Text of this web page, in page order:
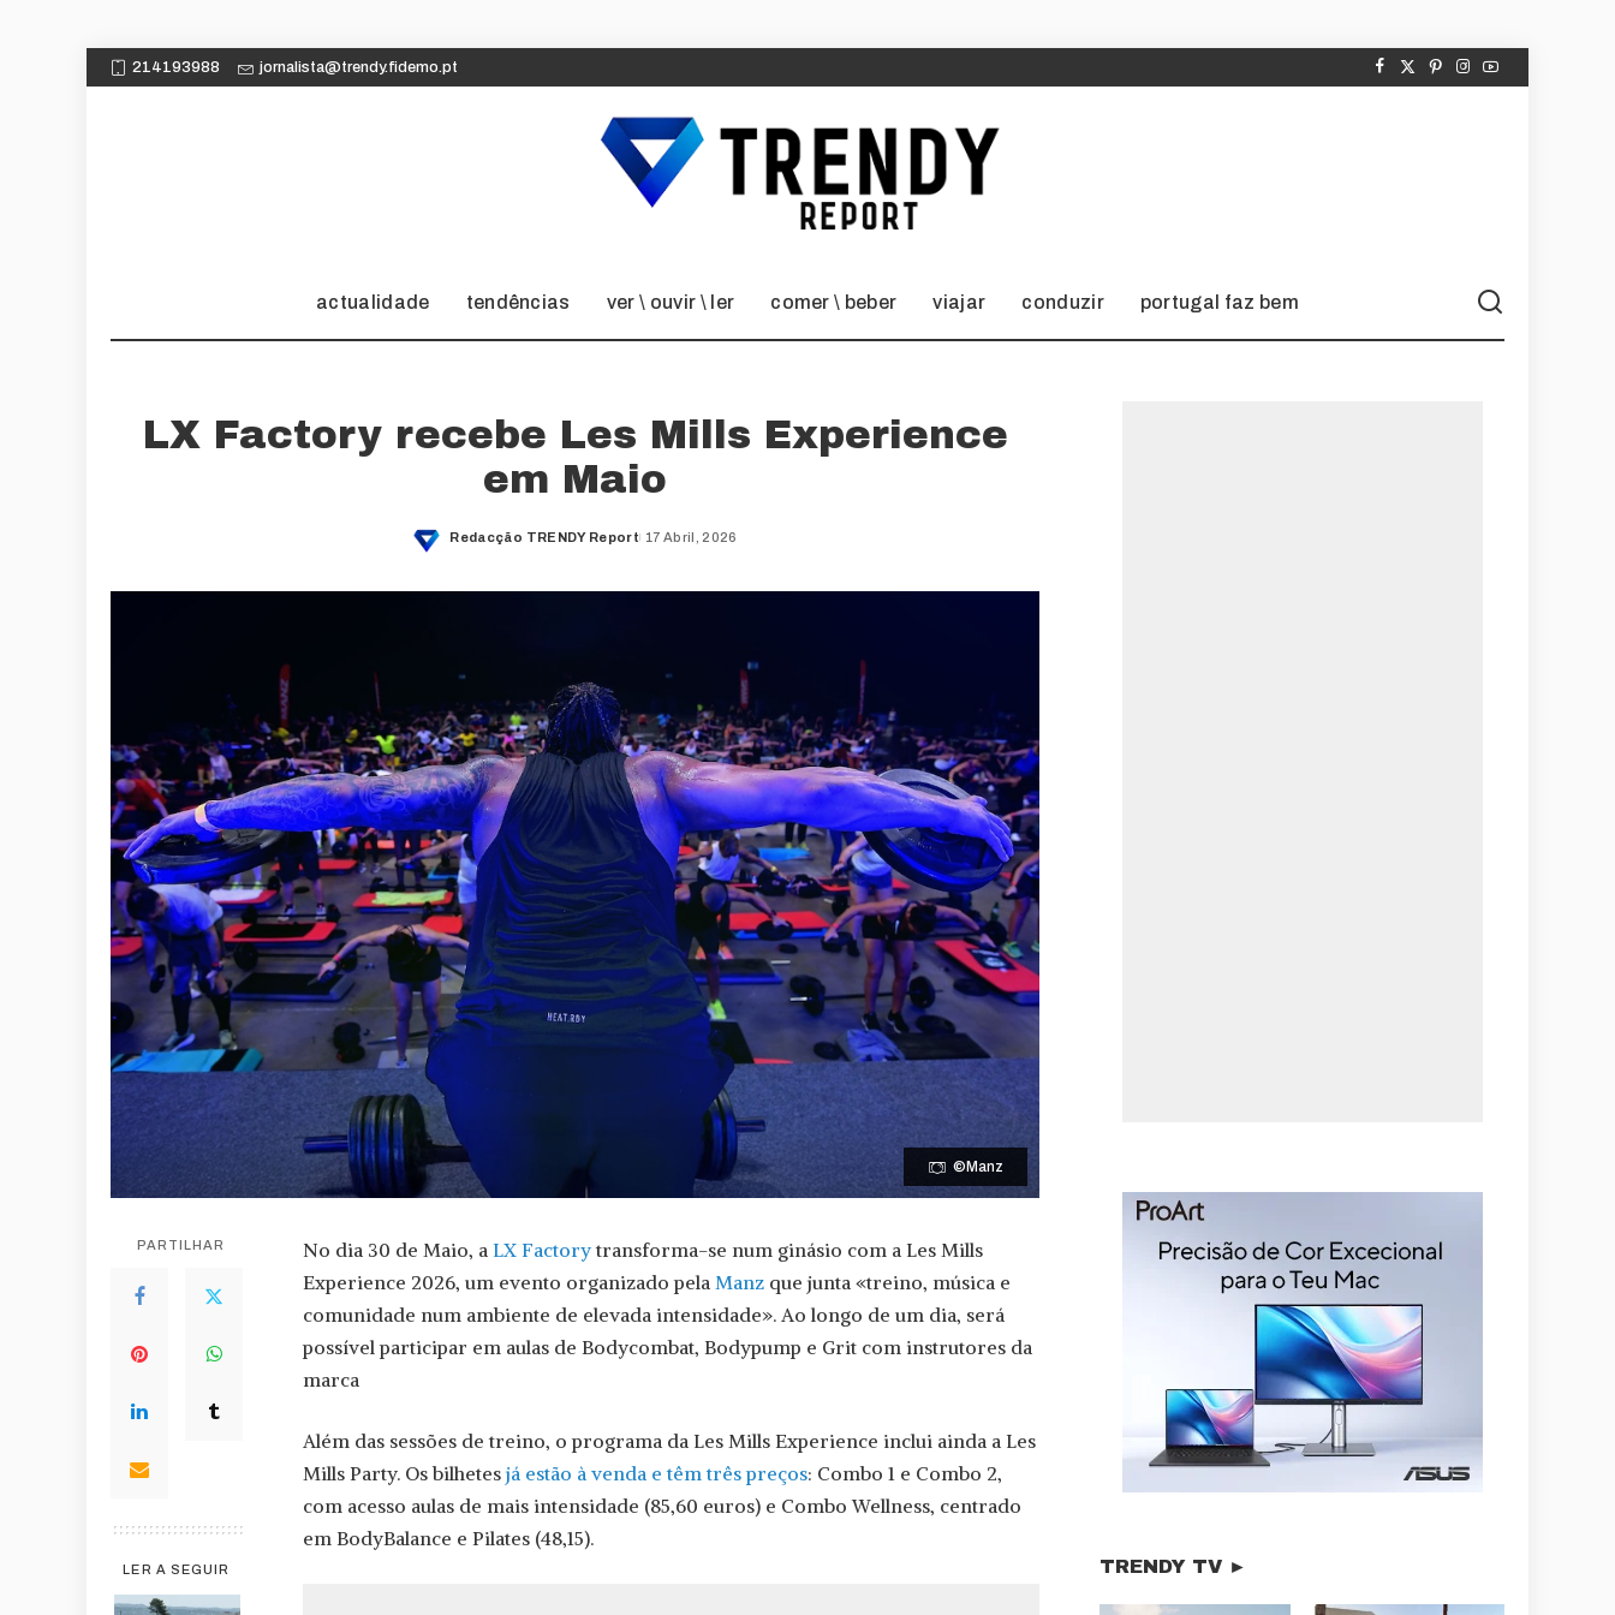
214193988 jornalista@trendy.fidemo.pt
actualidade tendências ver \ ouvir \ ler comer \ beber viajar conduzir portugal faz bem
LX Factory recebe Les Mills Experience
em Maio
Posted
Redacção TRENDY Report 17 Abril, 2026
©Manz
PARTILHAR
LER A SEGUIR
No dia 30 de Maio, a LX Factorytransforma-se num ginásio com a Les Mills
Experience 2026, um evento organizado pela Manz que junta «treino, música e
comunidade num ambiente de elevada intensidade». Ao longo de um dia, será
possível participar em aulas de Bodycombat, Bodypump e Grit com instrutores da
marca
Além das sessões de treino, o programa da Les Mills Experience inclui ainda a Les
Mills Party. Os bilhetesjá estão à venda e têm três preços: Combo 1 e Combo 2,
com acesso aulas de mais intensidade (85,60 euros) e Combo Wellness, centrado
em BodyBalance e Pilates (48,15).
TRENDY TV ►